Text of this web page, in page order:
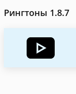
Рингтоны 1.8.7